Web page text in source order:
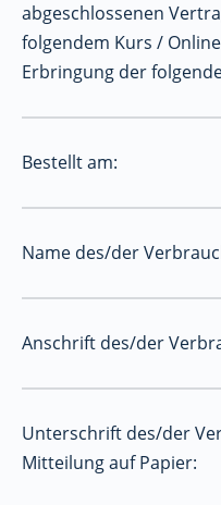
abgeschlossenen
folgendem Kurs /
Erbringung der
Bestellt am:
Name des/der
Anschrift des/der
Unterschrift des/der
Mitteilung auf Papier: